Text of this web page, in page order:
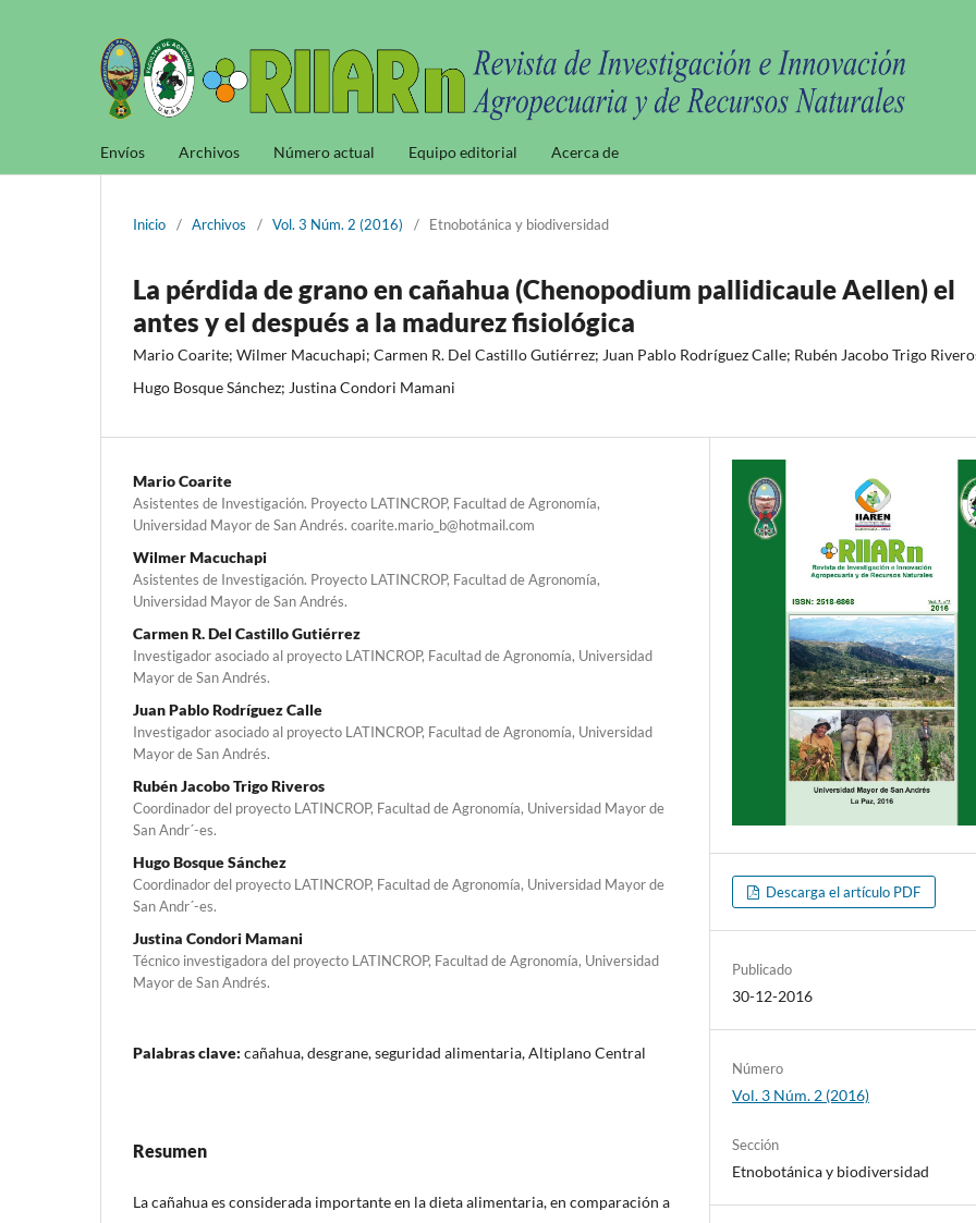
Envíos Archivos Número actual Equipo editorial Acerca de
Inicio / Archivos / Vol. 3 Núm. 2 (2016) / Etnobotánica y biodiversidad
La pérdida de grano en cañahua (Chenopodium pallidicaule Aellen) el
antes y el después a la madurez fisiológica
Mario Coarite; Wilmer Macuchapi; Carmen R. Del Castillo Gutiérrez; Juan Pablo Rodríguez Calle; Rubén Jacobo Trigo
Hugo Bosque Sánchez; Justina Condori Mamani
Mario Coarite
Asistentes de Investigación. Proyecto LATINCROP, Facultad de Agronomía,
Universidad Mayor de San Andrés. coarite.mario_b@hotmail.com
Wilmer Macuchapi
Asistentes de Investigación. Proyecto LATINCROP, Facultad de Agronomía,
Universidad Mayor de San Andrés.
Carmen R. Del Castillo Gutiérrez
Investigador asociado al proyecto LATINCROP, Facultad de Agronomía, Universidad
Mayor de San Andrés.
Juan Pablo Rodríguez Calle
Investigador asociado al proyecto LATINCROP, Facultad de Agronomía, Universidad
Mayor de San Andrés.
Rubén Jacobo Trigo Riveros
Coordinador del proyecto LATINCROP, Facultad de Agronomía, Universidad Mayor de
San Andr´-es.
Hugo Bosque Sánchez
Coordinador del proyecto LATINCROP, Facultad de Agronomía, Universidad Mayor de
San Andr´-es.
Justina Condori Mamani
Técnico investigadora del proyecto LATINCROP, Facultad de Agronomía, Universidad
Mayor de San Andrés.
Palabras clave: cañahua, desgrane, seguridad alimentaria, Altiplano Central
Resumen
La cañahua es considerada importante en la dieta alimentaria, en comparación a
Descarga el artículo PDF
Publicado
30-12-2016
Número
Vol. 3 Núm. 2 (2016)
Sección
Etnobotánica y biodiversidad